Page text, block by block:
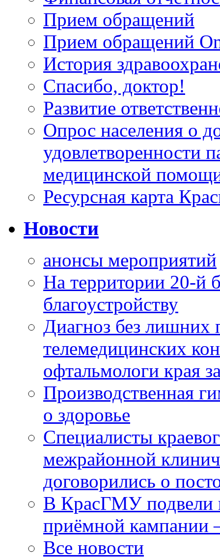
Прием обращений
Прием обращений
История
Спасибо, доктор!
Развитие
Опрос населения о
удовлетворенности
медицинской
Ресурсная карта
Новости
анонсы мероприятий
На территории 20-й
благоустройству
Диагноз без лишних
телемедицинских
офтальмологи края
Производственная
о здоровье
Специалисты
межрайонной
договорились о
В КрасГМУ подвели
приёмной кампании
Все новости